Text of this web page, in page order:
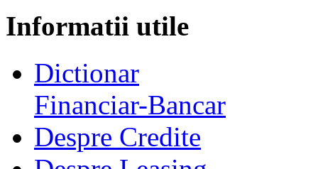
Informatii utile
Dictionar
Financiar-Bancar
Despre Credite